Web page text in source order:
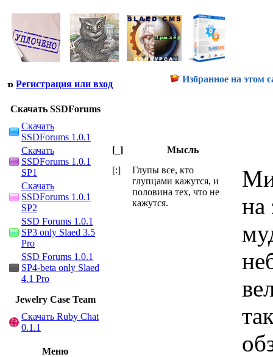
Регистрация или вход Избранное на этом
Скачать SSDForums
Скачать
SSDForums 1.0.1
Скачать
SSDForums 1.0.1
SP1
Скачать
SSDForums 1.0.1
SP2
SSD Forums 1.0.1
SP3 only Slaed 3.5
Pro
SSD Forums 1.0.1
SP4-beta only Slaed
4.1 Pro
Jewelry Сase Team
Скачать Ruby Chat
0.1.1
Меню
[_]
Мысль
[:]
Глупы все, кто
глупцами кажутся, и
половина тех, что не
кажутся.
на